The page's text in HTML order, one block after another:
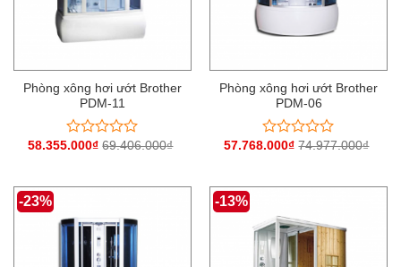
Phòng xông hơi ướt Brother
PDM-11
Được
0
sao
58.355.000₫ 69.406.000₫
Phòng xông hơi ướt Brother
PDM-06
Được
0
sao
57.768.000₫ 74.977.000₫
-23% -13%